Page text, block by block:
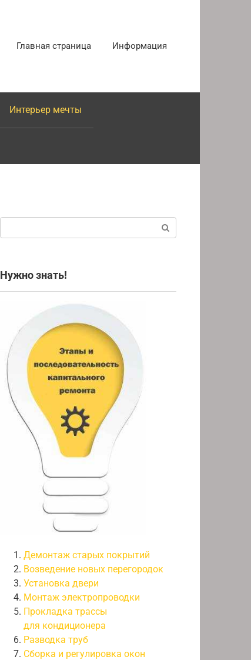
Главная страница Информация
Интерьер мечты
Нужно знать!
Демонтаж старых покрытий
Возведение новых перегородок
Установка двери
Монтаж электропроводки
Прокладка трассы
для кондиционера
Разводка труб
Сборка и регулировка окон